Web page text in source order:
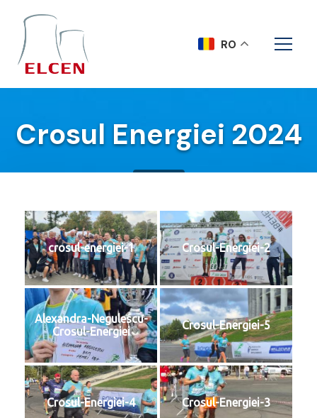
Crosul Energiei 2024
crosul-energiei-1 Crosul-Energiei-2
Alexandra-Negulescu-
Crosul-Energiei
Crosul-Energiei-5
Crosul-Energiei-4 Crosul-Energiei-3
RO